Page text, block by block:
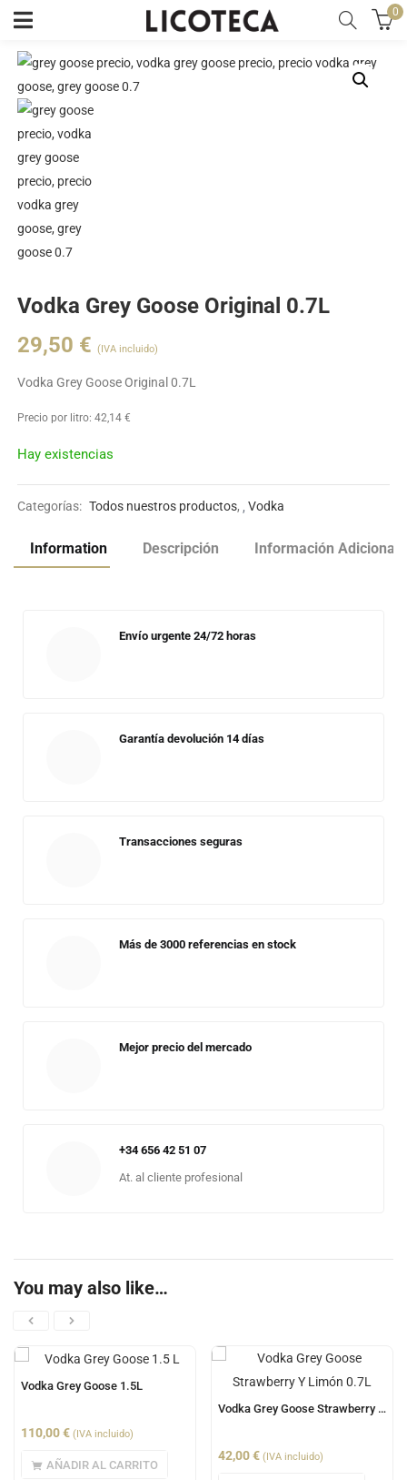
0
Vodka Grey Goose Original 0.7L
29,50 € (IVA incluido)
Vodka Grey Goose Original 0.7L
Precio por litro:42,14€
Hay existencias
Categorías: Todos nuestros productos, Vodka
Information Descripción Información Adicional
Envío urgente 24/72 horas
Garantía devolución 14 días
Transacciones seguras
Más de 3000 referencias en stock
Mejor precio del mercado
+34 656 42 51 07
At. al cliente profesional
You may also like…
Vodka Grey Goose 1.5L
110,00€ (IVA incluido)
AÑADIR AL CARRITO
Vodka Grey Goose Strawberry Y Limón 0.7L
42,00€ (IVA incluido)